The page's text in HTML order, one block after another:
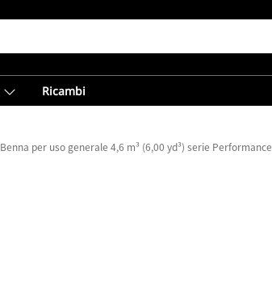
Ricambi
Benna per uso generale 4,6 m³ (6,00 yd³) serie Performance